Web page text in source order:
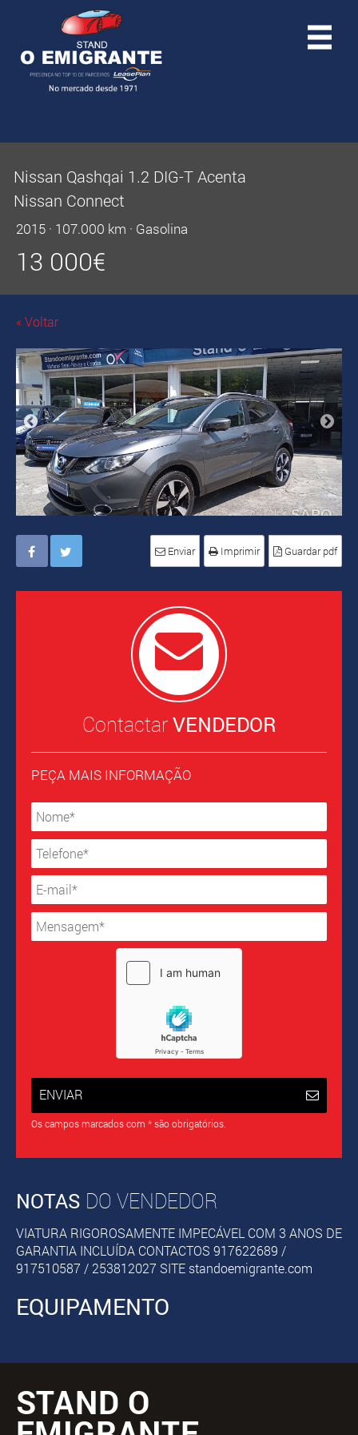
Nissan Qashqai 1.2 DIG-T Acenta
Nissan Connect
2015 · 107.000 km · Gasolina
13 000€
« Voltar
Enviar Imprimir Guardar pdf
ContactarVENDEDOR
PEÇA MAIS INFORMAÇÃO
ENVIAR
Os campos marcados com * são obrigatórios.
NOTAS DO VENDEDOR
VIATURA RIGOROSAMENTE IMPECÁVEL COM 3 ANOS DE
GARANTIA INCLUÍDA CONTACTOS 917622689 /
917510587 / 253812027 SITE standoemigrante.com
EQUIPAMENTO
STAND O